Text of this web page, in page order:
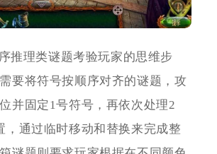
推理类谜题考验玩家的思维步
要将符号按顺序对齐的谜题，攻
并固定1号符号，再依次处理2
，通过临时移动和替换来完成整